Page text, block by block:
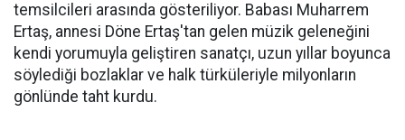
temsilcileri arasında gösteriliyor. Babası Muharrem
Ertaş, annesi Döne Ertaş'tan gelen müzik geleneğini
kendi yorumuyla geliştiren sanatçı, uzun yıllar boyunca
söylediği bozlaklar ve halk türküleriyle milyonların
gönlünde taht kurdu.